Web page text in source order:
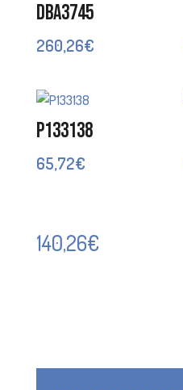
DBA3745
260,26€
P133138
65,72€
140,26€